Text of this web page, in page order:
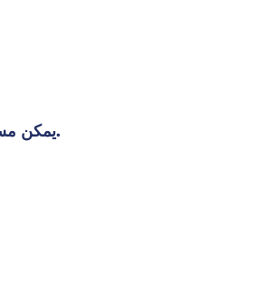
توازن دقيق. C يمكن مساعدة الأطفال الضعفاء بمرور الوقت.